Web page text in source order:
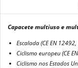
Capacete multiuso e
Escalada (CE EN 12492,
Ciclismo europeu (CE
Ciclismo nos Estados